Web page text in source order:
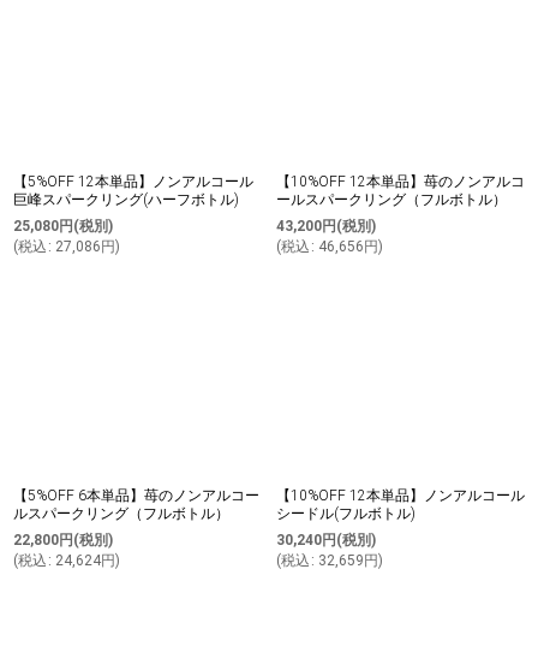
【5%OFF 12本単品】ノンアルコール
巨峰スパークリング(ハーフボトル)
25,080円 (税別)
(税込 : 27,086 円)
【10%OFF 12本単品】苺のノンアルコ
ールスパークリング（フルボトル）
43,200円 (税別)
(税込 : 46,656 円)
【5%OFF 6本単品】苺のノンアルコー
ルスパークリング（フルボトル）
22,800円 (税別)
(税込 : 24,624円)
【10%OFF 12本単品】ノンアルコール
シードル(フルボトル)
30,240円 (税別)
(税込 : 32,659 円)